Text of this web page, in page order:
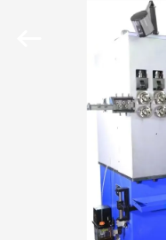
PRODUKTE